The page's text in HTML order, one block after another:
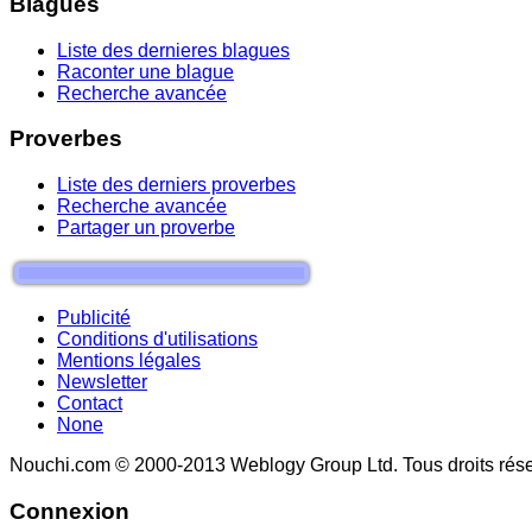
Liste des dernieres blagues
Raconter une blague
Recherche avancée
Proverbes
Liste des derniers proverbes
Recherche avancée
Partager un proverbe
Publicité
Conditions d'utilisations
Mentions légales
Newsletter
Contact
None
Nouchi.com © 2000-2013 Weblogy Group Ltd. Tous droits
Connexion